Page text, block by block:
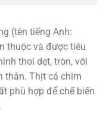
(tên tiếng Anh:
thuộc và được tiêu
thoi dẹt, tròn, với
thân. Thịt cá chim
phù hợp để chế biến